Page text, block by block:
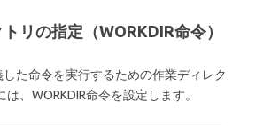
リの指定（WORKDIR命令）
た命令を実行するための作業ディレク
は、WORKDIR命令を設定します。